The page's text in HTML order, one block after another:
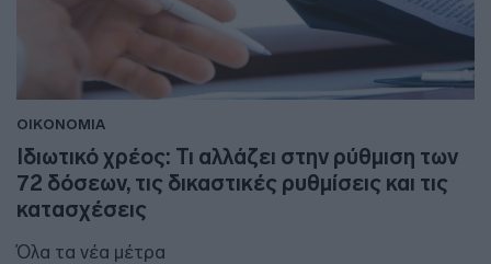
ΟΙΚΟΝΟΜΙΑ
Ιδιωτικό χρέος: Τι αλλάζει στην ρύθμιση των
72 δόσεων, τις δικαστικές ρυθμίσεις και τις
κατασχέσεις
Όλα τα νέα μέτρα